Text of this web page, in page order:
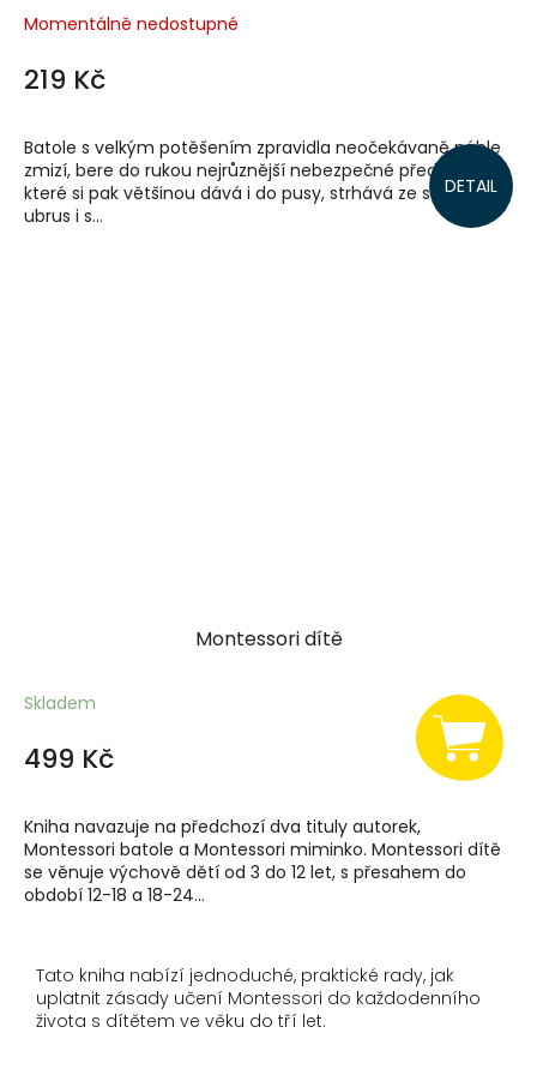
Momentálně nedostupné
219 Kč
DETAIL
Batole s velkým potěšením zpravidla neočekávaně náhle
zmizí, bere do rukou nejrůznější nebezpečné předměty,
které si pak většinou dává i do pusy, strhává ze stolu
ubrus i s...
Montessori dítě
Skladem
499 Kč
Kniha navazuje na předchozí dva tituly autorek,
Montessori batole a Montessori miminko. Montessori dítě
se věnuje výchově dětí od 3 do 12 let, s přesahem do
období 12-18 a 18-24...
Tato kniha nabízí jednoduché, praktické rady, jak
uplatnit zásady učení Montessori do každodenního
života s dítětem ve věku do tří let.